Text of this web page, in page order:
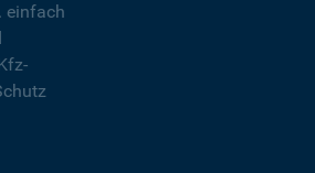
einfach